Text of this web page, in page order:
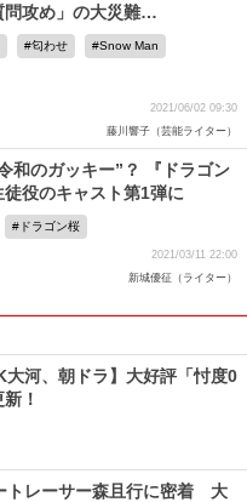
攻め」の大災難…
匂わせ Snow Man
2021/06/02 09:30
藤川響子（芸能ライター）
和のガッキー”？ 『ドラゴン
役のキャスト第1弾に
ドラゴン桜
2021/03/11 22:00
新城優征（ライター）
大河、朝ドラ】大好評「忖度0
！
トレーサー森且行に密着 大